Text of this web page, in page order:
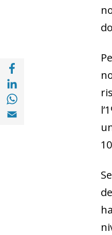
Compartir a
Compartir a with
Compartir a with
Compartir a